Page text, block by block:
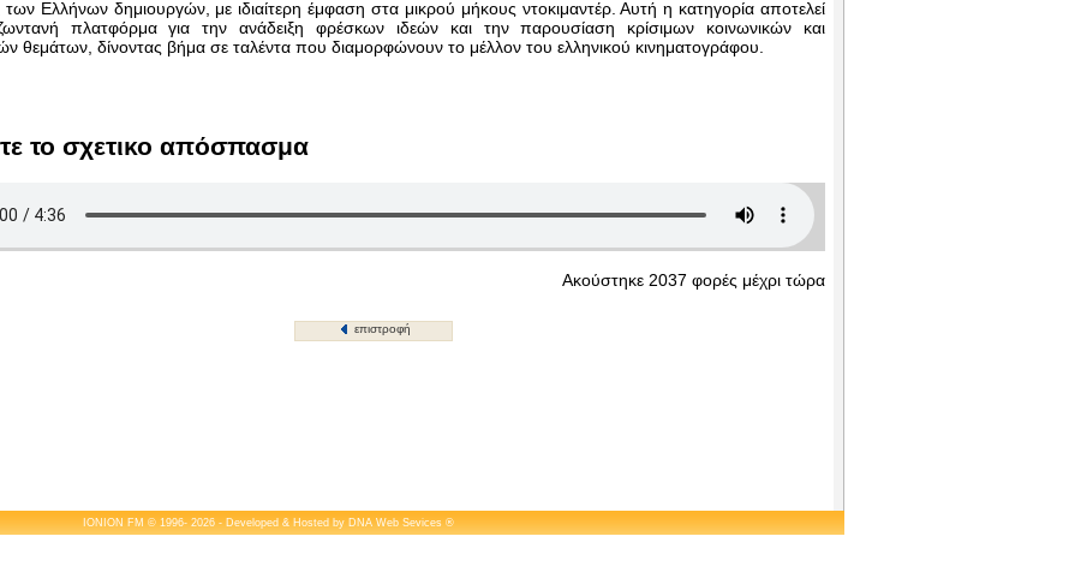
των Ελλήνων δημιουργών, με ιδιαίτερη έμφαση στα μικρού μήκους ντοκιμαντέρ. Αυτή η κατηγορία αποτελεί
πλατφόρμα για την ανάδειξη φρέσκων ιδεών και την παρουσίαση κρίσιμων κοινωνικών και
θεμάτων, δίνοντας βήμα σε ταλέντα που διαμορφώνουν το μέλλον του ελληνικού κινηματογράφου.
το σχετικο απόσπασμα
Ακούστηκε 2037 φορές μέχρι τώρα
επιστροφή
IONION FM © 1996- 2026 - Developed & Hosted by DNA Web Sevices®